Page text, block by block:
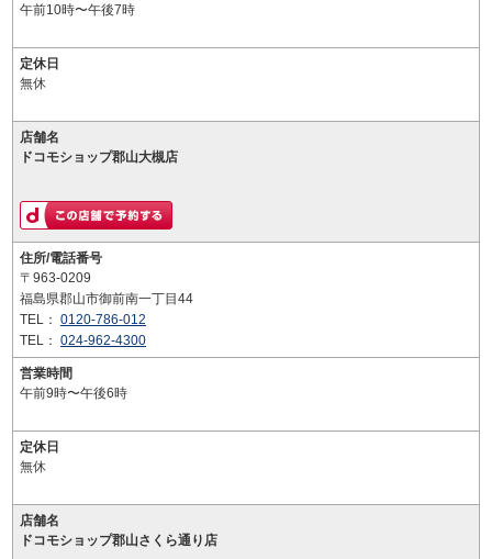
午前10時〜午後7時
定休日
無休
店舗名
ドコモショップ郡山大槻店
住所/電話番号
〒963-0209
福島県郡山市御前南一丁目44
TEL： 0120-786-012
TEL： 024-962-4300
営業時間
午前9時〜午後6時
定休日
無休
店舗名
ドコモショップ郡山さくら通り店